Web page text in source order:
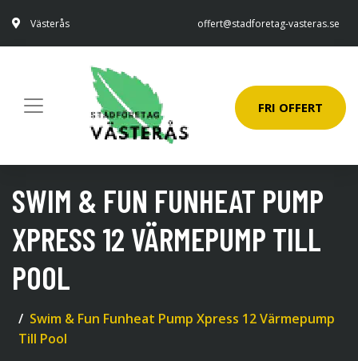
Västerås offert@stadforetag-vasteras.se
FRI OFFERT
SWIM & FUN FUNHEAT PUMP
XPRESS 12 VÄRMEPUMP TILL
POOL
Swim & Fun Funheat Pump Xpress 12 Värmepump
Till Pool